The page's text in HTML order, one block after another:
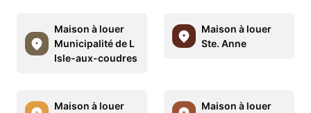
Maison à louer
Municipalité de L
Isle-aux-coudres
Maison à louer
Ste. Anne
Maison à louer
Maison à louer